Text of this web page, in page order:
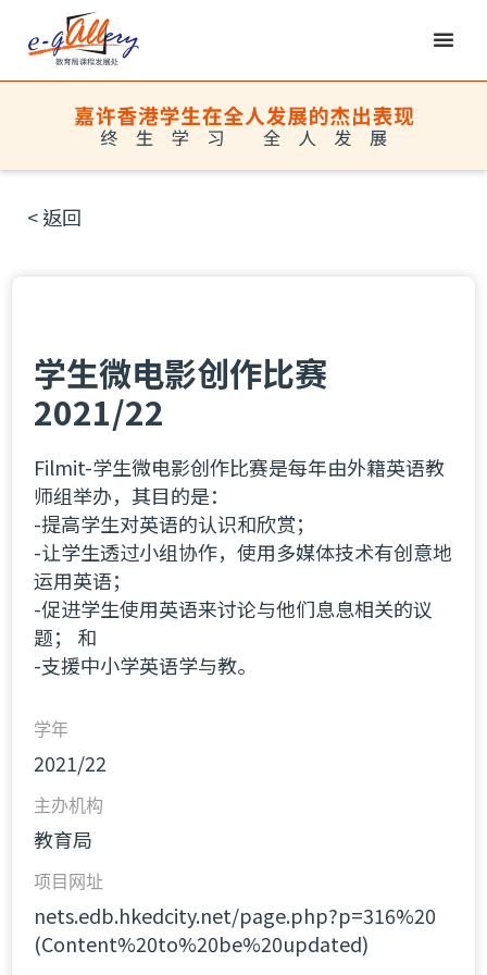
< 返回
学生微电影创作比赛
2021/22
Filmit-学生微电影创作比赛是每年由外籍英语教
师组举办，其目的是：
-提高学生对英语的认识和欣赏；
-让学生透过小组协作，使用多媒体技术有创意地
运用英语；
-促进学生使用英语来讨论与他们息息相关的议
题； 和
-支援中小学英语学与教。
学年
2021/22
主办机构
教育局
项目网址
nets.edb.hkedcity.net/page.php?p=316%20
(Content%20to%20be%20updated)